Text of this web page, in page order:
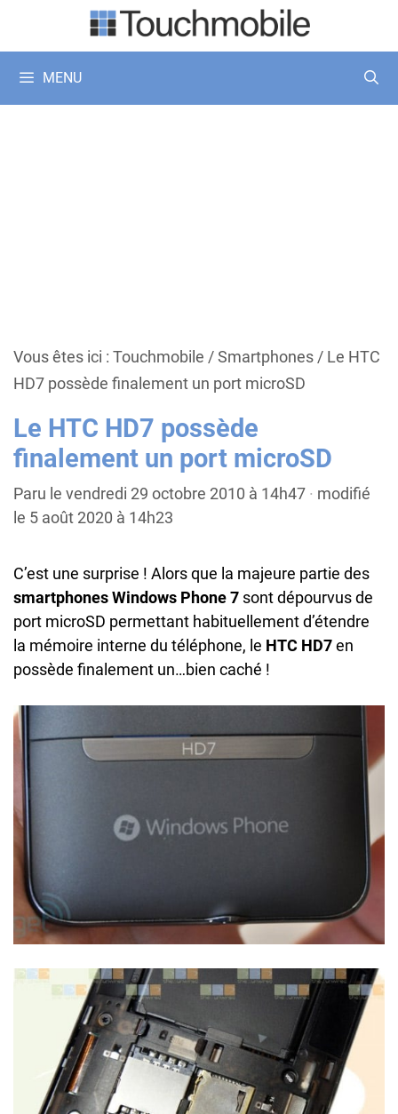
MENU
Vous êtes ici : Touchmobile /Smartphones/ Le HTC
HD7 possède finalement un port microSD
Le HTC HD7 possède
finalement un port microSD
Paru le vendredi 29 octobre 2010 à 14h47 · modifié
le 5 août 2020 à 14h23
C’est une surprise ! Alors que la majeure partie des
smartphones Windows Phone 7 sont dépourvus de
port microSD permettant habituellement d’étendre
la mémoire interne du téléphone, le HTC HD7en
possède finalement un…bien caché !